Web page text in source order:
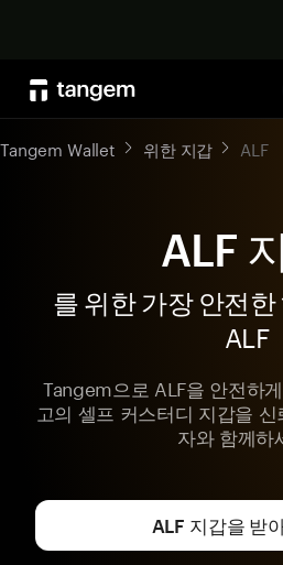
Tangem Wallet 위한 지갑 ALF
ALF
를 위한 가장 안전
ALF
Tangem으로 ALF을 안전하
고의 셀프 커스터디 지갑을
자와 함께하
ALF 지갑을 받